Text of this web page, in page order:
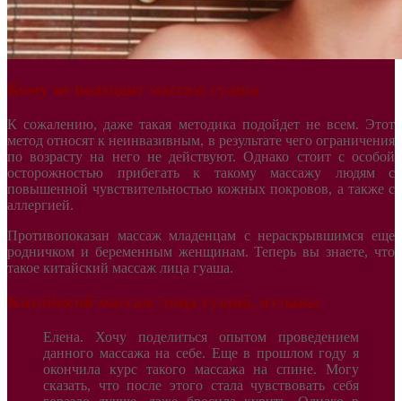
Кому не подходит массаж гуаша
К сожалению, даже такая методика подойдет не всем. Этот
метод относят к неинвазивным, в результате чего ограничения
по возрасту на него не действуют. Однако стоит с особой
осторожностью прибегать к такому массажу людям с
повышенной чувствительностью кожных покровов, а также с
аллергией.
Противопоказан массаж младенцам с нераскрывшимся еще
родничком и беременным женщинам. Теперь вы знаете, что
такое китайский массаж лица гуаша.
Китайский массаж лица гуаша, отзывы
Елена. Хочу поделиться опытом проведением
данного массажа на себе. Еще в прошлом году я
окончила курс такого массажа на спине. Могу
сказать, что после этого стала чувствовать себя